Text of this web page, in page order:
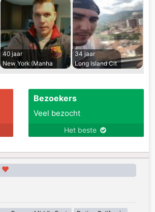
40 jaar
New York (Manha
34 jaar
Long Island Cit
Bezoekers
Veel bezocht
Het beste